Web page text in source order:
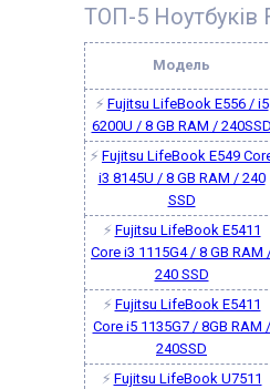
ТОП-5 Ноутбуків
Модель
⚡ Fujitsu LifeBook E556 / i5
6200U / 8 GB RAM / 240SSD
⚡ Fujitsu LifeBook E549
i3 8145U / 8 GB RAM / 240
SSD
⚡ Fujitsu LifeBook E5411
Core i3 1115G4 / 8 GB RAM
240 SSD
⚡ Fujitsu LifeBook E5411
Core i5 1135G7 / 8GB RAM /
240SSD
⚡ Fujitsu LifeBook U7511